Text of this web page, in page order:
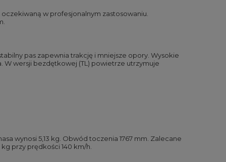
w profesjonalnym zastosowaniu.
pas zapewnia trakcję i mniejsze opory. Wysokie
wersji bezdętkowej (TL) powietrze utrzymuje
wynosi 5,13 kg. Obwód toczenia 1767 mm. Zalecane
przy prędkości 140 km/h.